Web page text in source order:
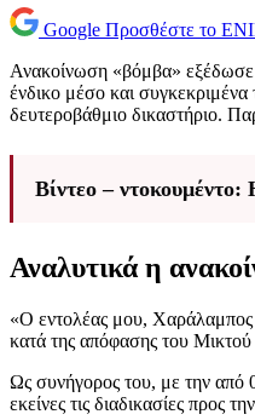
Google Προσθέστε το
Ανακοίνωση «βόμβα» εξέδωσε
ένδικο μέσο και
δευτεροβάθμιο δικαστήριο.
Βίντεο –
Αναλυτικά η
«Ο εντολέας μου, Χαράλαμπος
κατά της απόφασης του
Ως συνήγορος του, με την από
εκείνες τις διαδικασίες